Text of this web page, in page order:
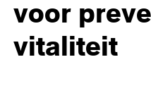
voor
vitaliteit